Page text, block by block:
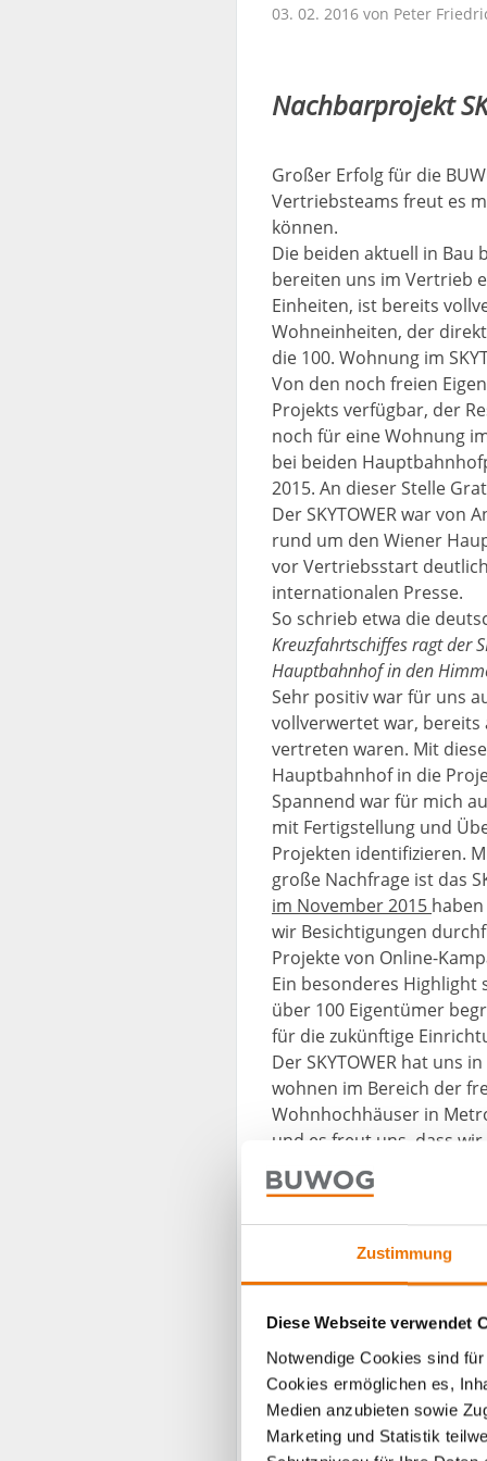
Zustimmung
Diese Webseite verwendet
Notwendige Cookies sind
Cookies ermöglichen es,
Medien anzubieten sowie
Marketing und Statistik
03. 02. 2016 von Peter
Nachbarprojekt
Großer Erfolg für die
Vertriebsteams freut es
können.
Die beiden aktuell in Bau
bereiten uns im Vertrieb
Einheiten, ist bereits
Wohneinheiten, der
die 100. Wohnung im
Von den noch freien
Projekts verfügbar, der
noch für eine Wohnung
bei beiden
2015. An dieser Stelle
Der SKYTOWER war von
rund um den Wiener
vor Vertriebsstart
internationalen Presse.
So schrieb etwa die
Kreuzfahrtschiffes ragt der
Hauptbahnhof in den
Sehr positiv war für uns
vollverwertet war,
vertreten waren. Mit
Hauptbahnhof in die
Spannend war für mich
mit Fertigstellung und
Projekten identifizieren.
große Nachfrage ist das
im November 2015
wir Besichtigungen
Projekte von Online-
Ein besonderes Highlight
über 100 Eigentümer
für die zukünftige
Der SKYTOWER hat uns
wohnen im Bereich der
Wohnhochhäuser in
und es freut uns, dass
spricht Eigennutzer
Bahnhöfen zu sehen,
war in Wien bereits am
eindrucksvoll sichtbar
Das Wiener Vertriebs-
Alle Informationen zum